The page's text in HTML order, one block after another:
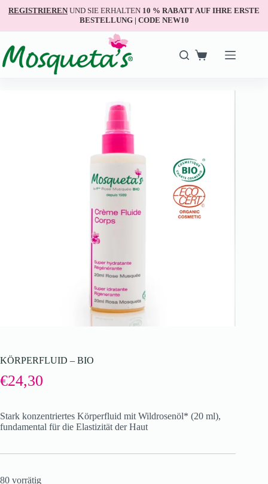
REGISTRIEREN UND SIE ERHALTEN 10 % RABATT AUF IHRE ERSTE
BESTELLUNG | CODE NEW10
KÖRPERFLUID – BIO
€24,30
Stark konzentriertes Körperfluid mit Wildrosenöl* (20 ml),
fundamental für die Elastizität der Haut
80 vorrätig